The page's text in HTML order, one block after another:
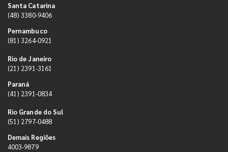
Santa Catarina
(48) 3380-9406
Pernambuco
(81) 3264-0921
Rio de Janeiro
(21) 2391-3161
Paraná
(41) 2391-0834
Rio Grande do Sul
(51) 2797-0488
Demais Regiões
4003-9879